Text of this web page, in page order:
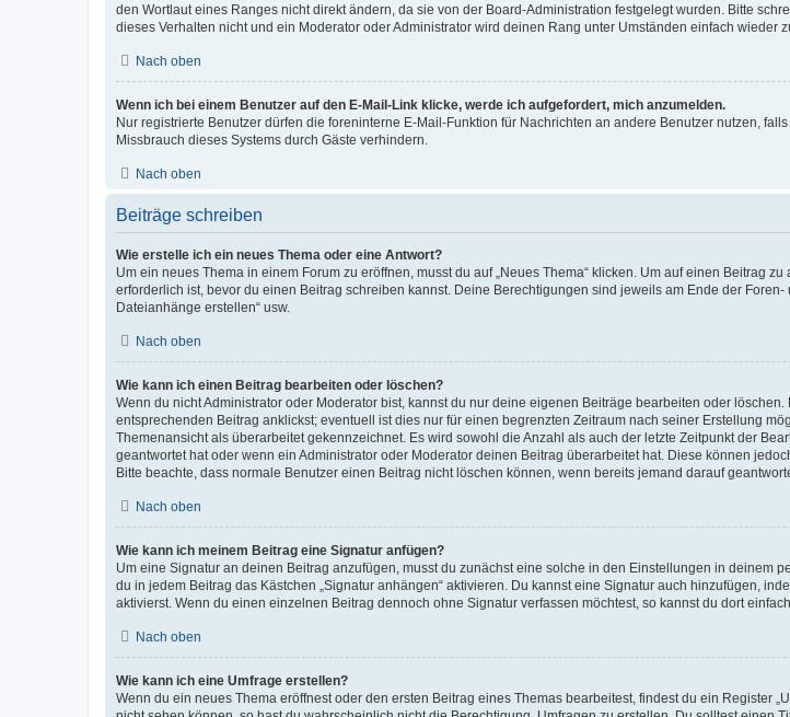
den Wortlaut eines Ranges nicht direkt ändern, da sie von der Board-Administration festgelegt wurden. Bitte
dieses Verhalten nicht und ein Moderator oder Administrator wird deinen Rang unter Umständen einfach wieder
Nach oben
Wenn ich bei einem Benutzer auf den E-Mail-Link klicke, werde ich aufgefordert, mich anzumelden.
Nur registrierte Benutzer dürfen die foreninterne E-Mail-Funktion für Nachrichten an andere Benutzer nutzen,
Missbrauch dieses Systems durch Gäste verhindern.
Nach oben
Beiträge schreiben
Wie erstelle ich ein neues Thema oder eine Antwort?
Um ein neues Thema in einem Forum zu eröffnen, musst du auf „Neues Thema“ klicken. Um auf einen Beitrag
erforderlich ist, bevor du einen Beitrag schreiben kannst. Deine Berechtigungen sind jeweils am Ende der
Dateianhänge erstellen“ usw.
Nach oben
Wie kann ich einen Beitrag bearbeiten oder löschen?
Wenn du nicht Administrator oder Moderator bist, kannst du nur deine eigenen Beiträge bearbeiten oder
entsprechenden Beitrag anklickst; eventuell ist dies nur für einen begrenzten Zeitraum nach seiner Erstellung
Themenansicht als überarbeitet gekennzeichnet. Es wird sowohl die Anzahl als auch der letzte Zeitpunkt der
geantwortet hat oder wenn ein Administrator oder Moderator deinen Beitrag überarbeitet hat. Diese können
Bitte beachte, dass normale Benutzer einen Beitrag nicht löschen können, wenn bereits jemand darauf
Nach oben
Wie kann ich meinem Beitrag eine Signatur anfügen?
Um eine Signatur an deinen Beitrag anzufügen, musst du zunächst eine solche in den Einstellungen in deinem
du in jedem Beitrag das Kästchen „Signatur anhängen“ aktivieren. Du kannst eine Signatur auch hinzufügen,
aktivierst. Wenn du einen einzelnen Beitrag dennoch ohne Signatur verfassen möchtest, so kannst du dort
Nach oben
Wie kann ich eine Umfrage erstellen?
Wenn du ein neues Thema eröffnest oder den ersten Beitrag eines Themas bearbeitest, findest du ein Register